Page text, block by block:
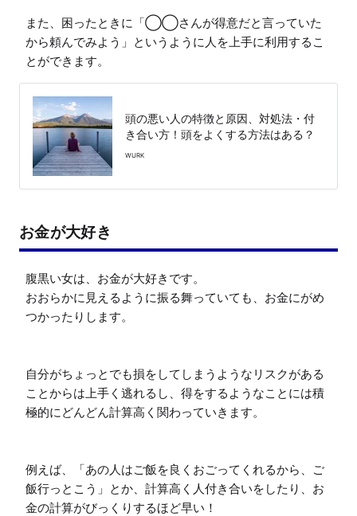
また、困ったときに「◯◯さんが得意だと言っていた
から頼んでみよう」というように人を上手に利用するこ
とができます。
頭の悪い人の特徴と原因、対処法・付
き合い方！頭をよくする方法はある？
WURK
お金が大好き
腹黒い女は、お金が大好きです。
おおらかに見えるように振る舞っていても、お金にがめ
つかったりします。
自分がちょっとでも損をしてしまうようなリスクがある
ことからは上手く逃れるし、得をするようなことには積
極的にどんどん計算高く関わっていきます。
例えば、「あの人はご飯を良くおごってくれるから、ご
飯行っとこう」とか、計算高く人付き合いをしたり、お
金の計算がびっくりするほど早い！